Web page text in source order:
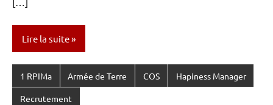
Lire la suite
1 RPIMa Armée de Terre COS Hapiness Manager
Recrutement